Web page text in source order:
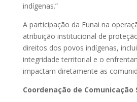
indígenas.”
A participação da Funai na
atribuição institucional de
direitos dos povos indígenas,
integridade territorial e o
impactam diretamente as
Coordenação de Comunicação